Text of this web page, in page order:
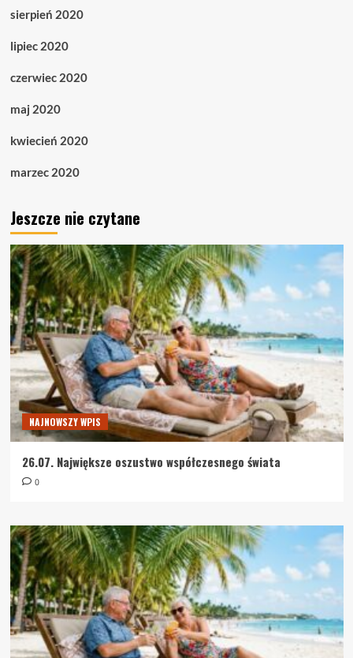
sierpień 2020
lipiec 2020
czerwiec 2020
maj 2020
kwiecień 2020
marzec 2020
Jeszcze nie czytane
NAJNOWSZY WPIS
26.07. Największe oszustwo współczesnego świata
0